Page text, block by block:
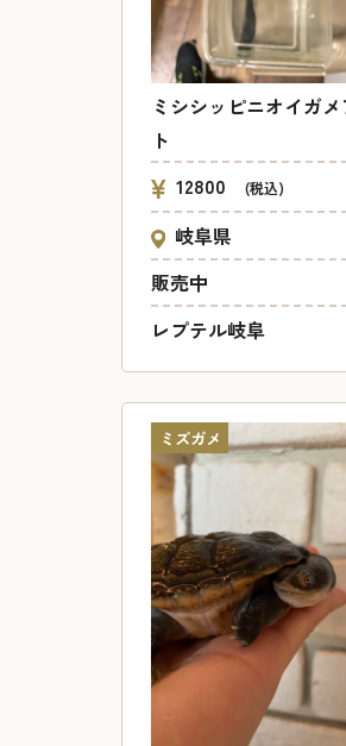
ミシシッピニオイガ
ト
12800
(税込)
岐阜県
販売中
レプテル岐阜
ミズガメ